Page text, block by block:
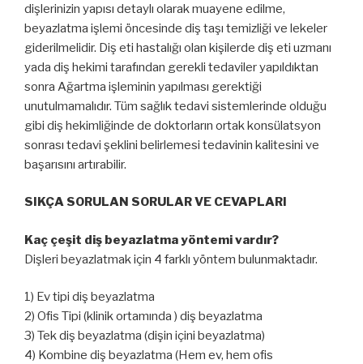
dişlerinizin yapısı detaylı olarak muayene edilme,
beyazlatma işlemi öncesinde diş taşı temizliği ve lekeler
giderilmelidir. Diş eti hastalığı olan kişilerde diş eti uzmanı
yada diş hekimi tarafından gerekli tedaviler yapıldıktan
sonra Ağartma işleminin yapılması gerektiği
unutulmamalıdır. Tüm sağlık tedavi sistemlerinde olduğu
gibi diş hekimliğinde de doktorların ortak konsülatsyon
sonrası tedavi şeklini belirlemesi tedavinin kalitesini ve
başarısını artırabilir.
SIKÇA SORULAN SORULAR VE CEVAPLARI
Kaç çeşit diş beyazlatma yöntemi vardır?
Dişleri beyazlatmak için 4 farklı yöntem bulunmaktadır.
1) Ev tipi diş beyazlatma
2) Ofis Tipi (klinik ortamında ) diş beyazlatma
3) Tek diş beyazlatma (dişin içini beyazlatma)
4) Kombine diş beyazlatma (Hem ev, hem ofis